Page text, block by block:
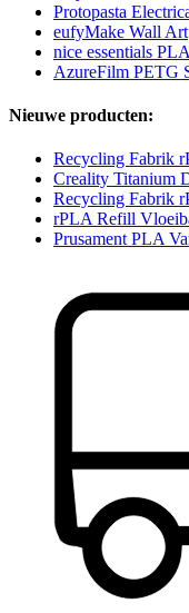
Protopasta
eufyMake Wall Art
nice essentials
AzureFilm PETG
Nieuwe producten:
Recycling Fabrik
Creality Titanium
Recycling Fabrik
rPLA Refill
Prusament PLA